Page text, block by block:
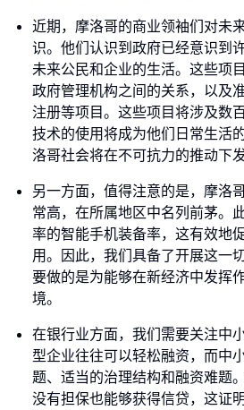
近期，摩洛哥的商业领袖们对未
识。他们认识到政府已经意识到
未来公民和企业的生活。这些项
政府管理机构之间的关系，以及
注册等项目。这些项目将涉及数
技术的使用将成为他们日常生活
洛哥社会将在不可抗力的推动下
另一方面，值得注意的是，摩洛
常高，在所属地区中名列前茅。
率的智能手机装备率，这有效地
用。因此，我们具备了开展这一
要做的是为能够在新经济中发挥
境。
在银行业方面，我们需要关注中
型企业往往可以轻松融资，而中
题、适当的治理结构和融资难题
没有担保也能够获得信贷，这证